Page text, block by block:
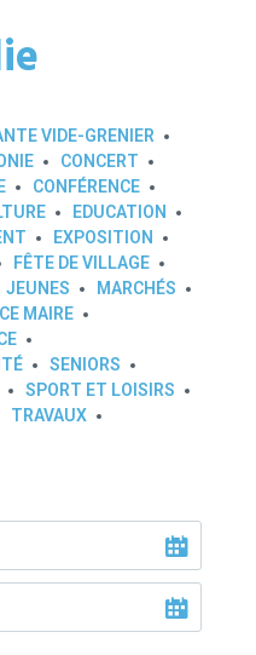
VIDE-GRENIER
CONCERT
CONFÉRENCE
EDUCATION
EXPOSITION
FÊTE DE VILLAGE
JEUNES
MARCHÉS
MAIRE
SENIORS
SPORT ET LOISIRS
TRAVAUX